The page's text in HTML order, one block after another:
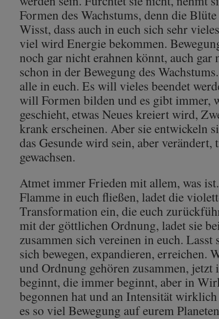
Formen des Wachstums, denn die
Wisst, dass auch in euch sich sehr
viel wird Energie bekommen.
noch gar nicht erahnen könnt, auch
schon in der Bewegung des
alle in euch. Es will vieles beendet
will Formen bilden und es gibt immer,
geschieht, etwas Neues kreiert wird,
krank erscheinen. Aber sie entwickeln
das Gesunde wird sein, aber
gewachsen.
Atmet immer Frieden mit allem, was
Flamme in euch fließen, ladet die
Transformation ein, die euch
mit der göttlichen Ordnung, ladet sie
zusammen sich vereinen in euch.
sich bewegen, expandieren, erreichen.
und Ordnung gehören zusammen, jetzt
beginnt, die immer beginnt, aber in
begonnen hat und an Intensität
es so viel Bewegung auf eurem